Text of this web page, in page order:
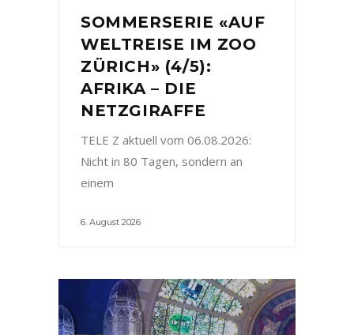
SOMMERSERIE «AUF
WELTREISE IM ZOO
ZÜRICH» (4/5):
AFRIKA – DIE
NETZGIRAFFE
TELE Z aktuell vom 06.08.2026:
Nicht in 80 Tagen, sondern an
einem
6. August 2026